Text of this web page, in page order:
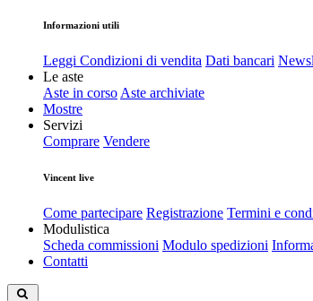
Informazioni utili
Leggi Condizioni di vendita Dati bancari
Le aste
Aste in corso Aste archiviate
Mostre
Servizi
Comprare Vendere
Vincent live
Come partecipare Registrazione Termini e
Modulistica
Scheda commissioni Modulo spedizioni
Contatti